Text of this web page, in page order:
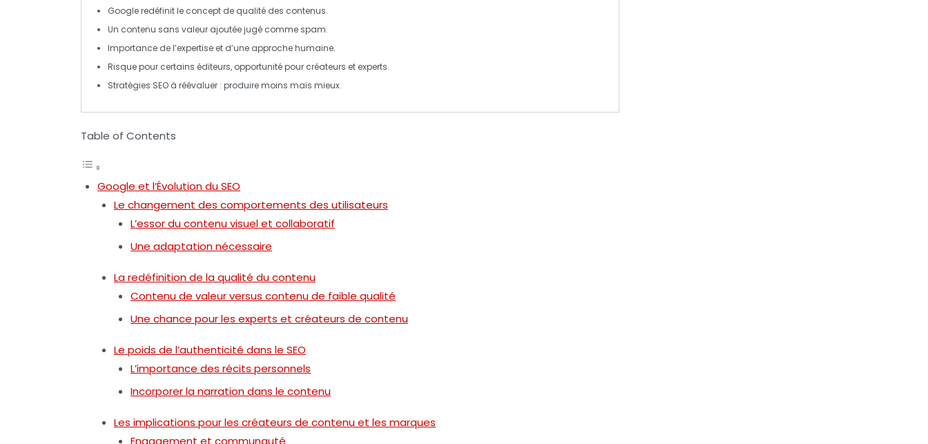
Google redéfinit le concept de qualité des contenus.
Un contenu sans valeur ajoutéejugé comme spam.
Importance de l’expertise et d’une approche humaine.
Risque pour certains éditeurs, opportunité pour créateurs et experts.
Stratégies SEO à réévaluer : produire moins mais mieux.
Table of Contents
Google et l’Évolution du SEO
Le changement des comportements des utilisateurs
L’essor du contenu visuel et collaboratif
Une adaptation nécessaire
La redéfinition de la qualité du contenu
Contenu de valeur versus contenu de faible qualité
Une chance pour les experts et créateurs de contenu
Le poids de l’authenticité dans le SEO
L’importance des récits personnels
Incorporer la narration dans le contenu
Les implications pour les créateurs de contenu et les marques
Engagement et communauté